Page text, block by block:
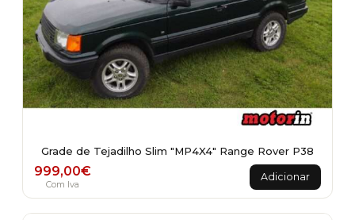
Grade de Tejadilho Slim "MP4X4" Range Rover P38
999,00€
Com Iva
Adicionar